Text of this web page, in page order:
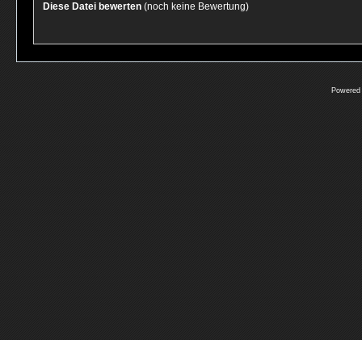
Diese Datei bewerten (noch keine Bewertung)